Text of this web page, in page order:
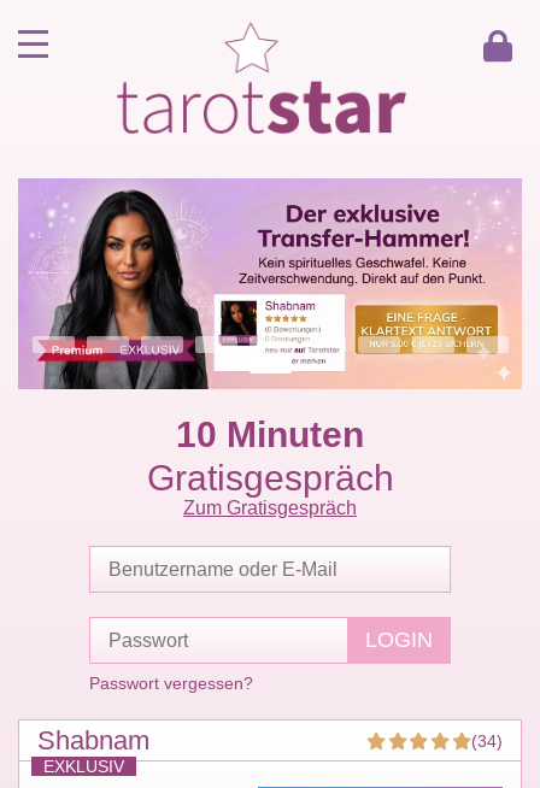
Kunde werden
Berater werden
Kartenlegen Gratisgespräch
Gästebuch
10 Minuten
Gratisgespräch
Zum Gratisgespräch
Passwort vergessen?
Shabnam
(34)
EXKLUSIV